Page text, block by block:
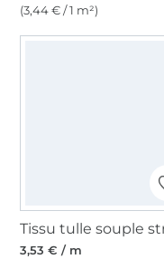
(3,44 € / 1 m²)
3,53 € / m